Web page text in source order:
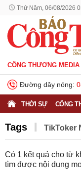
Thứ Năm, 06/08/2026
CÔNG THƯƠNG MEDIA
Đường dây nóng:
THỜI SỰ CÔNG
Tags TikToker
Có 1 kết quả cho từ
tìm được nội dung